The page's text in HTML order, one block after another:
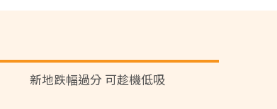
新地跌幅過分 可趁機低吸